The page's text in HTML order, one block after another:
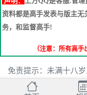
资料都是高手发表与版主
务，和监督高手!
（注意：所有高
免责提示：未满十八
本站内容